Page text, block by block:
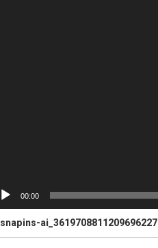
00:00
snapins-ai_3619708811209696227